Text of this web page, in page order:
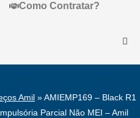
Como Contratar?
Amil » AMIEMP169 – Black R1
Parcial Não MEI – Amil